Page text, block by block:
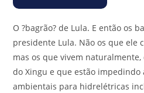
O ?bagrão? de Lula. E então os
presidente Lula. Não os que ele
mas os que vivem
do Xingu e que estão impedindo
ambientais para hidrelétricas